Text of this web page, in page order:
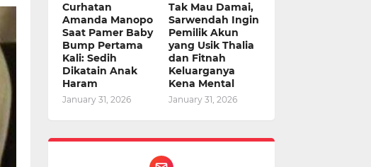
Curhatan
Amanda Manopo
Saat Pamer Baby
Bump Pertama
Kali: Sedih
Dikatain Anak
Haram
January 31, 2026
Tak Mau Damai,
Sarwendah Ingin
Pemilik Akun
yang Usik Thalia
dan Fitnah
Keluarganya
Kena Mental
January 31, 2026